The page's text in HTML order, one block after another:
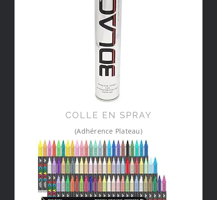
COLLE EN SPRAY
(Adhérence Plateau)